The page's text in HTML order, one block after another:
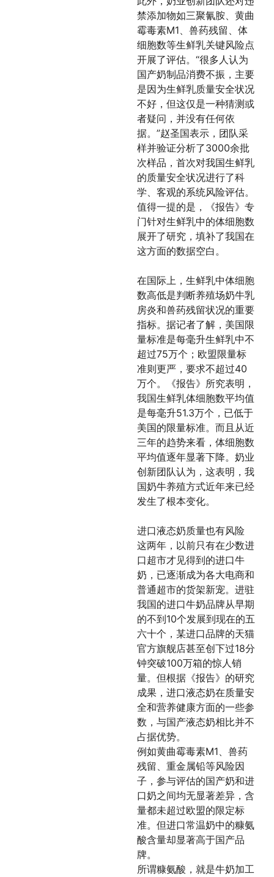
禁添加物如三聚氰胺、黄曲
霉毒素M1、兽药残留、体
细胞数等生鲜乳关键风险点
开展了评估。“很多人认为
国产奶制品消费不振，主要
是因为生鲜乳质量安全状况
不好，但这仅是一种猜测或
者疑问，并没有任何依
据。”赵圣国表示，团队采
样并验证分析了3000余批
次样品，首次对我国生鲜乳
的质量安全状况进行了科
学、客观的系统风险评估。
值得一提的是，《报告》专
门针对生鲜乳中的体细胞数
展开了研究，填补了我国在
这方面的数据空白。
在国际上，生鲜乳中体细胞
数高低是判断养殖场奶牛乳
房炎和兽药残留状况的重要
指标。据记者了解，美国限
量标准是每毫升生鲜乳中不
超过75万个；欧盟限量标
准则更严，要求不超过40
万个。《报告》所究表明，
我国生鲜乳体细胞数平均值
是每毫升51.3万个，已低于
美国的限量标准。而且从近
三年的趋势来看，体细胞数
平均值逐年显著下降。奶业
创新团队认为，这表明，我
国奶牛养殖方式近年来已经
发生了根本变化。
进口液态奶质量也有风险
这两年，以前只有在少数进
口超市才见得到的进口牛
奶，已逐渐成为各大电商和
普通超市的货架新宠。进驻
我国的进口牛奶品牌从早期
的不到10个发展到现在的五
六十个，某进口品牌的天猫
官方旗舰店甚至创下过18分
钟突破100万箱的惊人销
量。但根据《报告》的研究
成果，进口液态奶在质量安
全和营养健康方面的一些参
数，与国产液态奶相比并不
占据优势。
例如黄曲霉毒素M1、兽药
残留、重金属铅等风险因
子，参与评估的国产奶和进
口奶之间均无显著差异，含
量都未超过欧盟的限定标
准。但进口常温奶中的糠氨
酸含量却显著高于国产品
牌。
所谓糠氨酸，就是牛奶加工